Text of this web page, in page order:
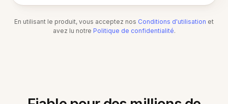
En utilisant le produit, vous acceptez nos Conditions d'utilisation et
avez lu notre Politique de confidentialité.